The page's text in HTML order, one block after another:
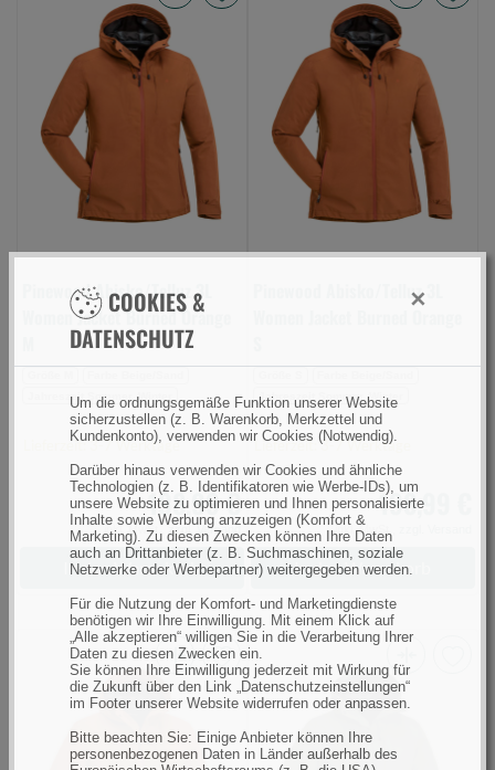
COOKIES &
DATENSCHUTZ
×
Um die ordnungsgemäße Funktion unserer Website
sicherzustellen (z. B. Warenkorb, Merkzettel und
Kundenkonto), verwenden wir Cookies (Notwendig).
Darüber hinaus verwenden wir Cookies und ähnliche
Technologien (z. B. Identifikatoren wie Werbe-IDs), um
unsere Website zu optimieren und Ihnen personalisierte
Inhalte sowie Werbung anzuzeigen (Komfort &
Marketing). Zu diesen Zwecken können Ihre Daten
auch an Drittanbieter (z. B. Suchmaschinen, soziale
Netzwerke oder Werbepartner) weitergegeben werden.
Für die Nutzung der Komfort- und Marketingdienste
benötigen wir Ihre Einwilligung. Mit einem Klick auf
„Alle akzeptieren“ willigen Sie in die Verarbeitung Ihrer
Daten zu diesen Zwecken ein.
Sie können Ihre Einwilligung jederzeit mit Wirkung für
die Zukunft über den Link „Datenschutzeinstellungen“
im Footer unserer Website widerrufen oder anpassen.
Bitte beachten Sie: Einige Anbieter können Ihre
personenbezogenen Daten in Länder außerhalb des
Abisko/Telluz
Women
Jacket
Burned
Orange
0)
Pinewood Abisko/Telluz 3L
Women Jacket Burned Orange
Jahreszeit Sommer, Winter
Lieferzeit: 3-7 Werktage
198,99 €
inkl. MwSt., zzgl. Versand
In den Warenkorb
Abisko/Telluz
Women
Jacket
Burned
Orange
0)
Pinewood Abisko/Telluz 3L
Jahreszeit Sommer, Winter
Lieferzeit: 3-7 Werktage
198,99 €
inkl. MwSt.,
In den Warenkorb
Pinewood
Abisko/Telluz
Women
Pinewood
Abisko/Telluz
3L
Women